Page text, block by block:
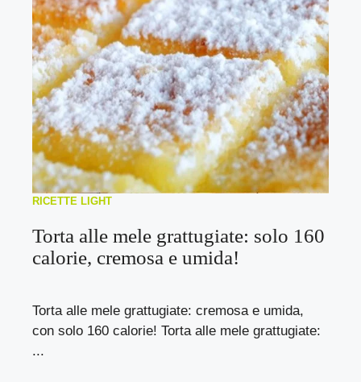
RICETTE LIGHT
Torta alle mele grattugiate: solo 160
calorie, cremosa e umida!
Torta alle mele grattugiate: cremosa e umida,
con solo 160 calorie! Torta alle mele grattugiate:
...